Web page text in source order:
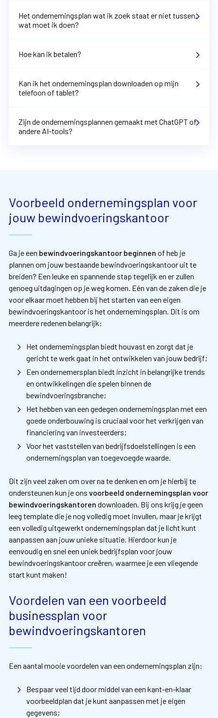
Het ondernemingsplan wat ik zoek staat er niet tussen,
wat moet ik doen?
Hoe kan ik betalen?
Kan ik het ondernemingsplan downloaden op mijn
telefoon of tablet?
Zijn de ondernemingsplannen gemaakt met ChatGPT of
andere AI-tools?
Voorbeeld ondernemingsplan voor
jouw bewindvoeringskantoor
Ga je een bewindvoeringskantoor beginnen of heb je
plannen om jouw bestaande bewindvoeringskantoor uit te
breiden? Een leuke en spannende stap tegelijk en er zullen
genoeg uitdagingen op je weg komen. Eén van de zaken die je
voor elkaar moet hebben bij het starten van een eigen
bewindvoeringskantoor is het ondernemingsplan. Dit is om
meerdere redenen belangrijk:
Het ondernemingsplan biedt houvast en zorgt dat je
gericht te werk gaat in het ontwikkelen van jouw bedrijf;
Een ondernemersplan biedt inzicht in belangrijke trends
en ontwikkelingen die spelen binnen de
bewindvoeringsbranche;
Het hebben van een gedegen ondernemingsplan met een
goede onderbouwing is cruciaal voor het verkrijgen van
financiering van investeerders;
Voor het vaststellen van bedrijfsdoelstellingen is een
ondernemingsplan van toegevoegde waarde.
Dit zijn veel zaken om over na te denken en om je hierbij te
ondersteunen kun je ons voorbeeld ondernemingsplan voor
bewindvoeringskantoren downloaden. Bij ons krijg je geen
leeg template die je nog volledig moet invullen, maar je krijgt
een volledig uitgewerkt ondernemingsplan dat je licht kunt
aanpassen aan jouw unieke situatie. Hierdoor kun je
eenvoudig en snel een uniek bedrijfsplan voor jouw
bewindvoeringskantoor creëren, waarmee je een vliegende
start kunt maken!
Voordelen van een voorbeeld
businessplan voor
bewindvoeringskantoren
Een aantal mooie voordelen van een ondernemingsplan zijn:
Bespaar veel tijd door middel van een kant-en-klaar
voorbeeldplan dat je kunt aanpassen met je eigen
gegevens;